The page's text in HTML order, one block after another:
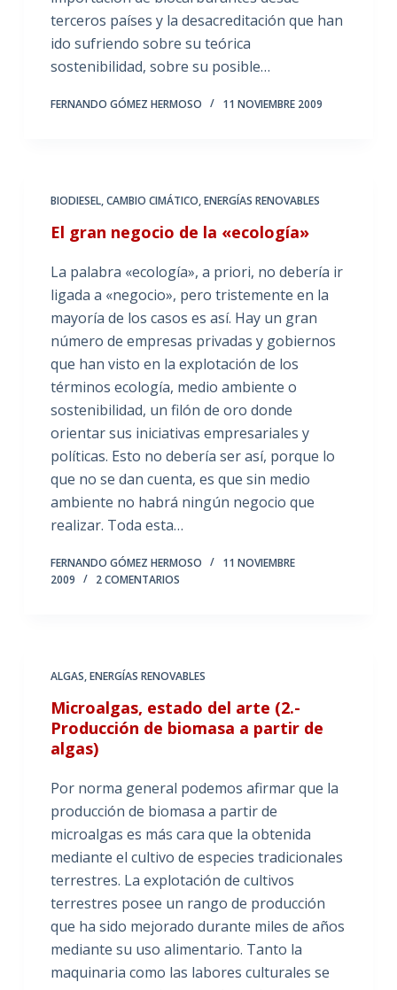
terceros países y la desacreditación que han
ido sufriendo sobre su teórica
sostenibilidad, sobre su posible…
FERNANDO GÓMEZ HERMOSO 11 NOVIEMBRE 2009
BIODIESEL,CAMBIO CIMÁTICO,ENERGÍAS RENOVABLES
El gran negocio de la «ecología»
La palabra «ecología», a priori, no debería ir
ligada a «negocio», pero tristemente en la
mayoría de los casos es así. Hay un gran
número de empresas privadas y gobiernos
que han visto en la explotación de los
términos ecología, medio ambiente o
sostenibilidad, un filón de oro donde
orientar sus iniciativas empresariales y
políticas. Esto no debería ser así, porque lo
que no se dan cuenta, es que sin medio
ambiente no habrá ningún negocio que
realizar. Toda esta…
FERNANDO GÓMEZ HERMOSO
11 NOVIEMBRE
2009
2 COMENTARIOS
ALGAS,ENERGÍAS RENOVABLES
Microalgas, estado del arte (2.-
Producción de biomasa a partir de
algas)
Por norma general podemos afirmar que la
producción de biomasa a partir de
microalgas es más cara que la obtenida
mediante el cultivo de especies tradicionales
terrestres. La explotación de cultivos
terrestres posee un rango de producción
que ha sido mejorado durante miles de años
mediante su uso alimentario. Tanto la
maquinaria como las labores culturales se